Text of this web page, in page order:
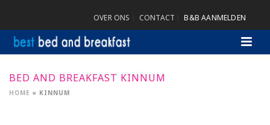
OVER ONS CONTACT B&B AANMELDEN
BED AND BREAKFAST KINNUM
HOME » KINNUM